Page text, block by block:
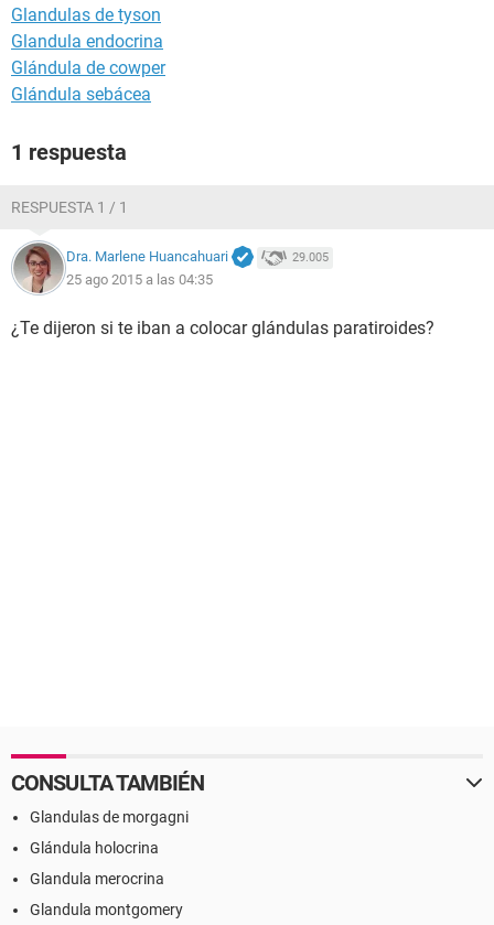
Glandulas de tyson
Glandula endocrina
Glándula de cowper
Glándula sebácea
1 respuesta
RESPUESTA 1 / 1
Dra. Marlene Huancahuari 29.005
25 ago 2015 a las 04:35
¿Te dijeron si te iban a colocar glándulas paratiroides?
CONSULTA TAMBIÉN
Glandulas de morgagni
Glándula holocrina
Glandula merocrina
Glandula montgomery